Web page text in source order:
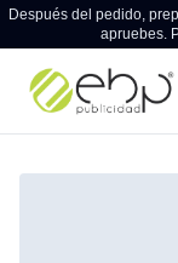
Después del pedido,
apruebes.